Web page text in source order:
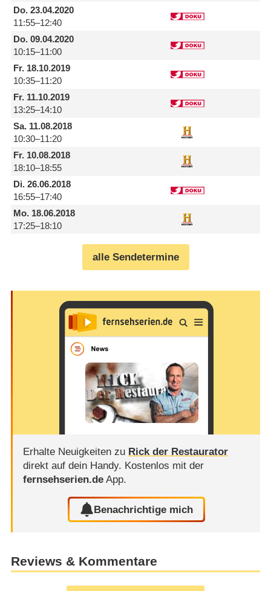
Do.23.04.2020
11:55–12:40
Do.09.04.2020
10:15–11:00
Fr.18.10.2019
10:35–11:20
Fr.11.10.2019
13:25–14:10
Sa.11.08.2018
10:30–11:20
Fr.10.08.2018
18:10–18:55
Di.26.06.2018
16:55–17:40
Mo.18.06.2018
17:25–18:10
alle Sendetermine
Erhalte Neuigkeiten zu Rick der Restaurator
direkt auf dein Handy. Kostenlos mit der
fernsehserien.deApp.
Benachrichtige mich
Reviews & Kommentare